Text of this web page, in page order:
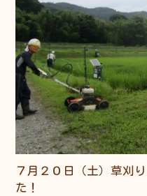
７月２０日（土）草刈
た！